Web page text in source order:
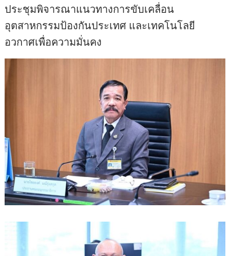
ประชุมพิจารณาแนวทางการขับเคลื่อน
อุตสาหกรรมป้องกันประเทศ และเทคโนโลยี
อวกาศเพื่อความมั่นคง